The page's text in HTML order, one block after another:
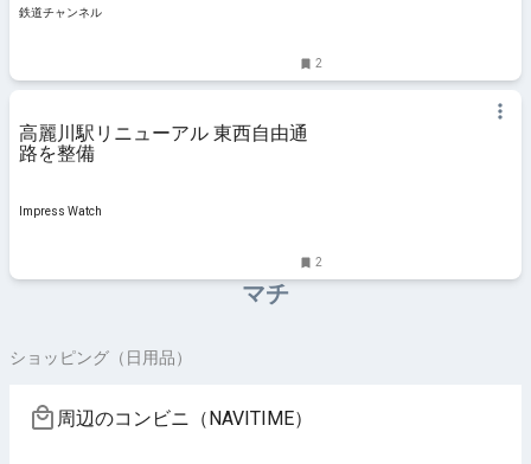
鉄道チャンネル
2
高麗川駅リニューアル 東西自由通
路を整備
Impress Watch
2
マチ
ショッピング（日用品）
周辺のコンビニ（NAVITIME）